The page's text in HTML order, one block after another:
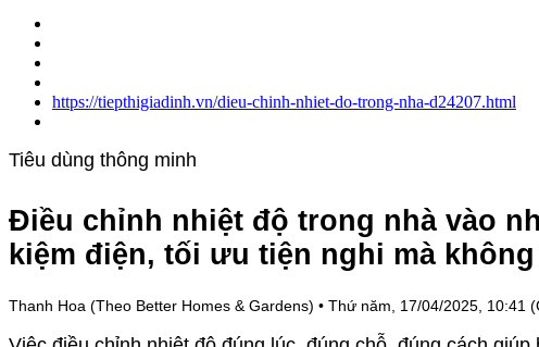
https://tiepthigiadinh.vn/dieu-chinh-nhiet-do-trong-nha-d24207.html
Tiêu dùng thông minh
Điều chỉnh nhiệt độ trong nhà vào
kiệm điện, tối ưu tiện nghi mà
Thanh Hoa (Theo Better Homes & Gardens) • Thứ năm, 17/04/2025, 10:41